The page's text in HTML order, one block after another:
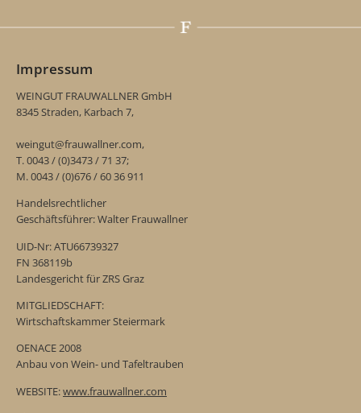
Impressum
WEINGUT FRAUWALLNER GmbH
8345 Straden, Karbach 7,
weingut@frauwallner.com,
T. 0043 / (0)3473 / 71 37;
M. 0043 / (0)676 / 60 36 911
Handelsrechtlicher
Geschäftsführer: Walter Frauwallner
UID-Nr: ATU66739327
FN 368119b
Landesgericht für ZRS Graz
MITGLIEDSCHAFT:
Wirtschaftskammer Steiermark
OENACE 2008
Anbau von Wein- und Tafeltrauben
WEBSITE:www.frauwallner.com